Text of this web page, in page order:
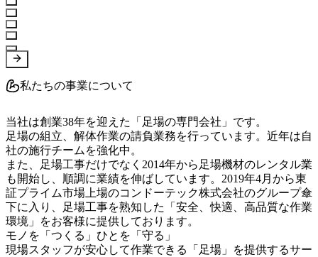
私たちの事業について
当社は創業38年を迎えた「足場の専門会社」です。
足場の組立、解体作業の請負業務を行っています。近年は自
社の施行チームを強化中。
また、足場工事だけでなく2014年から足場機材のレンタル業
も開始し、順調に業績を伸ばしています。2019年4月から東
証プライム市場上場のコンドーテック株式会社のグループ傘
下に入り、足場工事を熟知した「安全、快適、高品質な作業
環境」をお客様に提供しております。
モノを「つくる」ひとを「守る」
現場スタッフが安心して作業できる「足場」を提供するサー